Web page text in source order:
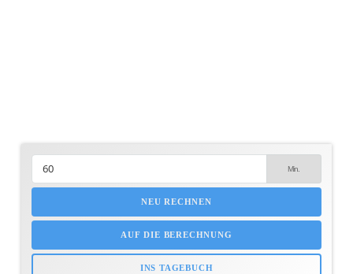
NEU RECHNEN
AUF DIE BERECHNUNG
INS TAGEBUCH